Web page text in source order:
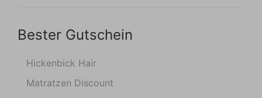
Bester Gutschein
Hickenbick Hair
Matratzen Discount